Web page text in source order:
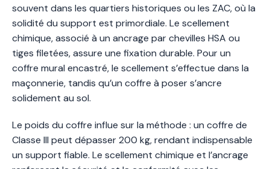
souvent dans les quartiers historiques ou les ZAC, où la
solidité du support est primordiale. Le scellement
chimique, associé à un ancrage par chevilles HSA ou
tiges filetées, assure une fixation durable. Pour un
coffre mural encastré, le scellement s’effectue dans la
maçonnerie, tandis qu’un coffre à poser s’ancre
solidement au sol.
Le poids du coffre influe sur la méthode : un coffre de
Classe III peut dépasser 200 kg, rendant indispensable
un support fiable. Le scellement chimique et l’ancrage